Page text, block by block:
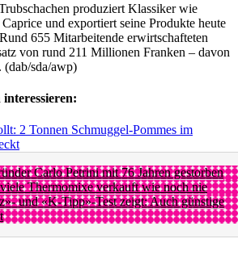
produziert Klassiker wie
und exportiert seine Produkte heute
655 Mitarbeitende erwirtschafteten
von rund 211 Millionen Franken – davon
(dab/sda/awp)
2 Tonnen Schmuggel-Pommes im
Carlo Petrini mit 76 Jahren gestorben
Thermomixe verkauft wie noch nie
und «K-Tipp»-Test zeigt: Auch günstige